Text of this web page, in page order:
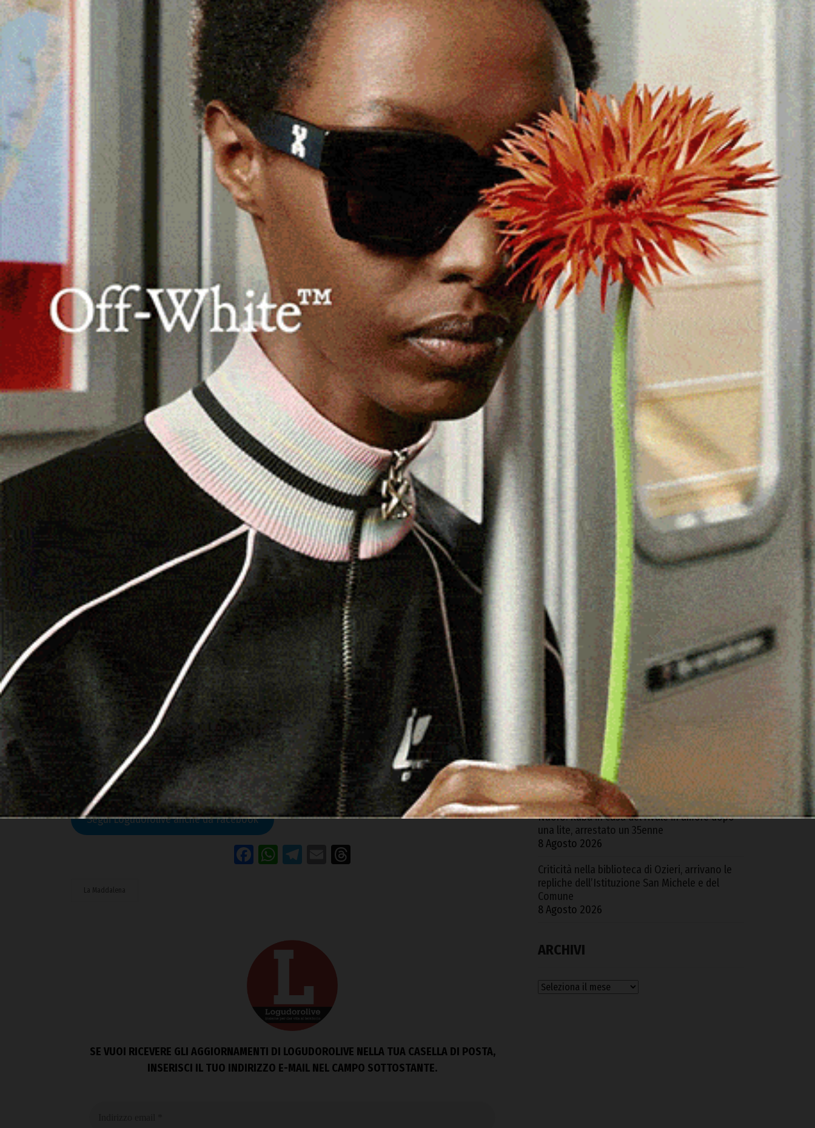
È stato lo stesso uomo a lanciare l’sos ieri notte dalla sua barca a vela. Questa
mattina il ritrovamento del corpo esanime da parte dei Vigili del Fuoco.
LA MADDALENA.
È stato trovato senza vita questa mattina sugli scogli dell’isolotto di Corcelli, il
diportista disperso da questa notte con la sua barca a vela nelle acque dell’arcipelago maddalenino. A
lanciare il
mayday
, raccolto dalla Capitaneria di porto di La Maddalena, era stato lo stesso uomo.
Scattate le ricerche, sull’area sono intervenuti i Vigili del Fuoco del locale distaccamento, del reparto
volo di Alghero e del nucleo sommozzatori eliportato. A rinvenire il corpo del naufrago e i resti
dell’imbarcazione in vetroresina sono stati gli specialisti a bordo del Drago 148. I sommozzatori dei
Vigili del Fuoco hanno recuperato la salma per poi consegnarla alle autorità di competenza. Sul posto ha
operato anche la motovedetta della Capitaneria di porto, che ha coordinato le operazioni. Ancora non si
conoscono le generalità dell’uomo, ma dalle prime notizie parrebbe non essere di nazionalità italiana.
Leggi le altre notizie su Logudorolive.it
Segui Logudorolive anche da Facebook
Facebook
WhatsApp
Telegram
Email
La Maddalena
SE VUOI RICEVERE GLI AGGIORNAMENTI DI LOGUDOROLIVE NELLA TUA CASELLA DI POSTA,
INSERISCI IL TUO INDIRIZZO E-MAIL NEL CAMPO SOTTOSTANTE.
Facebook
ThreadsInstagram
X YouTube
ARTICOLI RECENTI
Scontro tra due auto sulla SP 125 Olbia-
Arzachena, feriti i conducenti
9 Agosto 2026
Incidente stradale nella notte tra Baia Sardinia
e Poltu Quatu, un ferito
9 Agosto 2026
Orgosolo. Scoperta coltivazione illegale di
canapa con 1500 piante, arrestato un 57enne
8 Agosto 2026
Nuoro. Ruba in casa del rivale in amore dopo
una lite, arrestato un 35enne
8 Agosto 2026
Criticità nella biblioteca di Ozieri, arrivano le
repliche dell’Istituzione San Michele e del
Comune
8 Agosto 2026
ARCHIVI
Archivi